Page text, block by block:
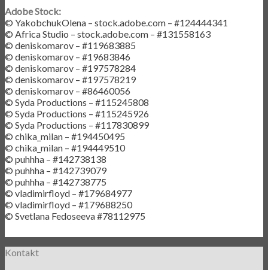
Adobe Stock:
© YakobchukOlena – stock.adobe.com – #124444341
© Africa Studio – stock.adobe.com – #131558163
© deniskomarov – #119683885
© deniskomarov – #19683846
© deniskomarov – #197578284
© deniskomarov – #197578219
© deniskomarov – #86460056
© Syda Productions – #115245808
© Syda Productions – #115245926
© Syda Productions – #117830899
© chika_milan – #194450495
© chika_milan – #194449510
© puhhha – #142738138
© puhhha – #142739079
© puhhha – #142738775
© vladimirfloyd – #179684977
© vladimirfloyd – #179688250
© Svetlana Fedoseeva #78112975
Kontakt